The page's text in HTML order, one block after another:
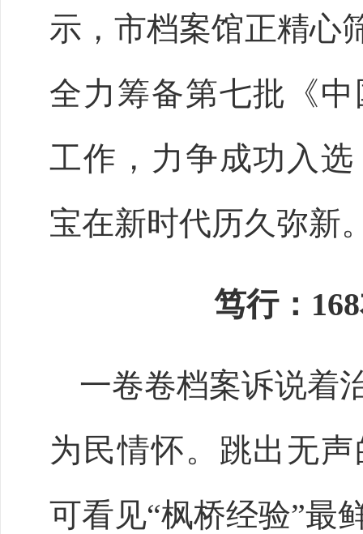
示，市档案馆正精心
全力筹备第七批《
工作，力争成功入
宝在新时代历久弥新
笃行：
一卷卷档案诉说着
为民情怀。跳出无
可看见“枫桥经验”最